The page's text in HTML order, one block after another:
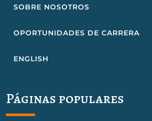
SOBRE NOSOTROS
OPORTUNIDADES DE CARRERA
ENGLISH
Páginas populares